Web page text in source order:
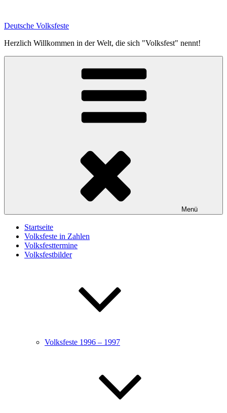
springen
Deutsche Volksfeste
Herzlich Willkommen in der Welt, die sich "Volksfest" nennt!
Menü
Startseite
Volksfeste in Zahlen
Volksfesttermine
Volksfestbilder
Volksfeste 1996 – 1997